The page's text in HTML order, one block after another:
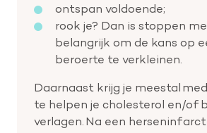
ontspan voldoende;
rook je? Dan is stoppen
belangrijk om de kans op
beroerte te verkleinen.
Daarnaast krijg je meestal
te helpen je cholesterol en/of
verlagen. Na een